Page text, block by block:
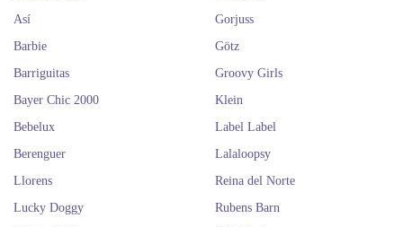
Así
Barbie
Barriguitas
Bayer Chic 2000
Bebelux
Berenguer
Gorjuss
Götz
Groovy Girls
Klein
Label Label
Lalaloopsy
Llorens
Lucky Doggy
Reina del Norte
Rubens Barn